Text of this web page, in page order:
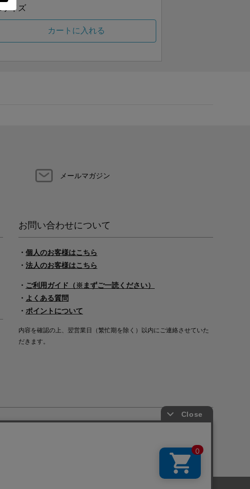
Lサイズ
カートに入れる
メールマガジン
お問い合わせについて
・ 個人のお客様はこちら
・ 法人のお客様はこちら
・ ご利用ガイド（※まずご一読ください）
・ よくある質問
・ ポイントについて
内容を確認の上、翌営業日（繁忙期を除く）以内にご連絡させていた
だきます。